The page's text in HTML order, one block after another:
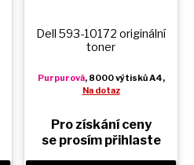
Dell 593-10172 originální
toner
Purpurová, 8000 výtisků A4,
Na dotaz
Pro získání ceny
se prosím přihlaste